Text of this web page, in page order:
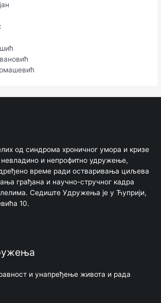
од синдрома хроничног умора и кризе
и непрофитно удружење,
време ради остваривања циљева
грађана и научно-стручног кадра
Седиште Удружења је у Ћуприји,
10.
и унапређење живота и рада